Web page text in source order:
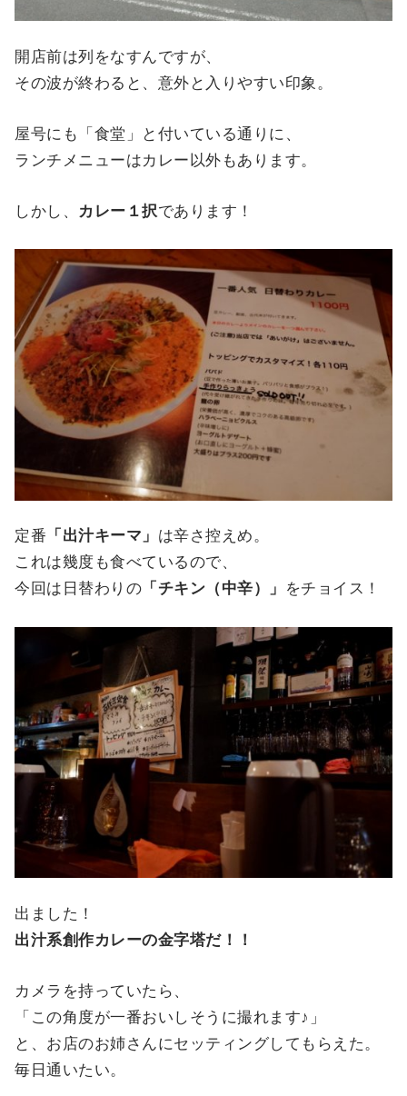
開店前は列をなすんですが、
その波が終わると、意外と入りやすい印象。
屋号にも「食堂」と付いている通りに、
ランチメニューはカレー以外もあります。
しかし、 カレー１択であります！
定番 「出汁キーマ」 は辛さ控えめ。
これは幾度も食べているので、
今回は日替わりの 「チキン（中辛）」 をチョイス！
出ました！
出汁系創作カレーの金字塔だ！！
カメラを持っていたら、
「この角度が一番おいしそうに撮れます♪」
と、お店のお姉さんにセッティングしてもらえた。
毎日通いたい。